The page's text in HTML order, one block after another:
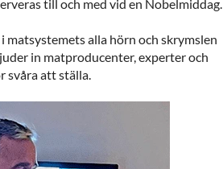
till och med vid en Nobelmiddag.
matsystemets alla hörn och skrymslen
in matproducenter, experter och
svåra att ställa.